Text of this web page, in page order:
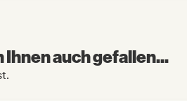
auch gefallen...